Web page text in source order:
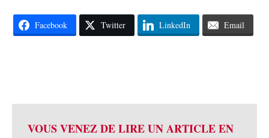
Facebook Twitter LinkedIn Email
VOUS VENEZ DE LIRE UN ARTICLE EN